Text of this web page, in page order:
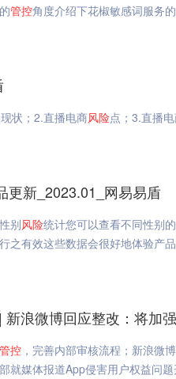
管控角度介绍下花椒敏感词服务
状；2.直播电商风险点；3.直播
更新_2023.01_网易易盾
别风险统计您可以查看不同性别
之有效这些数据会很好地体验产
新浪微博回应整改：将加
管控 ，完善内部审核流程；新浪微
就媒体报道App侵害用户权益问